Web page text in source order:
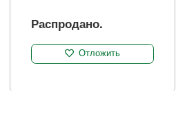
Распродано.
Отложить